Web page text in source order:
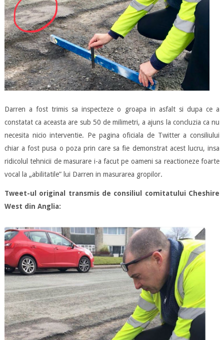
Darren a fost trimis sa inspecteze o groapa in asfalt si dupa ce a
constatat ca aceasta are sub 50 de milimetri, a ajuns la concluzia ca nu
necesita nicio interventie. Pe pagina oficiala de Twitter a consiliului
chiar a fost pusa o poza prin care sa fie demonstrat acest lucru, insa
ridicolul tehnicii de masurare i-a facut pe oameni sa reactioneze foarte
vocal la „abilitatile” lui Darren in masurarea gropilor.
Tweet-ul original transmis de consiliul comitatului Cheshire
West din Anglia: